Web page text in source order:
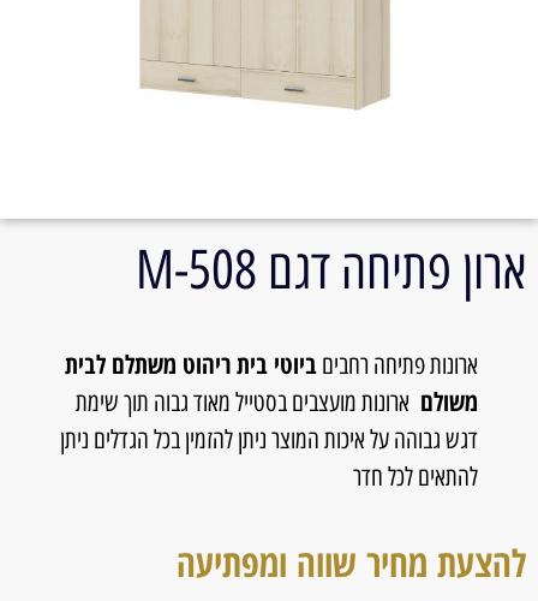
ארון פתיחה דגם 508-M
ארונות פתיחה רחבים ביוטי בית ריהוט משתלם לבית
משולם ארונות מועצבים בסטייל מאוד גבוה תוך שימת
דגש גבוהה על איכות המוצר ניתן להזמין בכל הגדלים ניתן
להתאים לכל חדר
להצעת מחיר שווה ומפתיעה